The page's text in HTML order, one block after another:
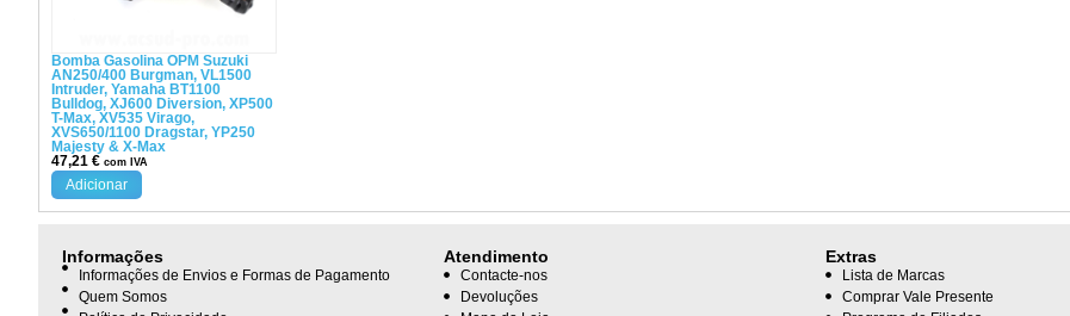
Bomba Gasolina OPM Suzuki
AN250/400 Burgman, VL1500
Intruder, Yamaha BT1100
Bulldog, XJ600 Diversion, XP500
T-Max, XV535 Virago,
XVS650/1100 Dragstar, YP250
Majesty & X-Max
47,21 € com IVA
Adicionar
Informações
Informações de Envios e Formas de Pagamento
Quem Somos
Atendimento
Contacte-nos
Devoluções
Extras
Lista de Marcas
Comprar Vale Presente